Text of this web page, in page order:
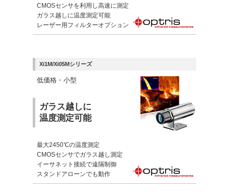
CMOSセンサを利用し高速に測定
ガラス越しに温度測定可能
レーザー用フィルターオプション
Xi1M/Xi05Mシリーズ
低価格・小型
ガラス越しに
温度測定可能
最大2450℃の温度測定
CMOSセンサでガラス越し測定
イーサネット接続で遠隔制御
スタンドアローンでも動作